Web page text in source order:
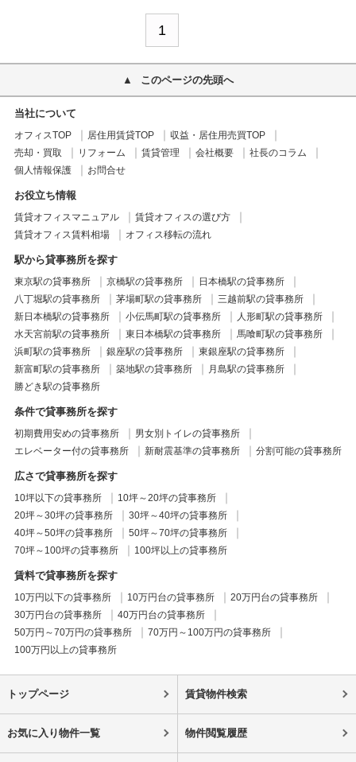
1
このページの先頭へ
当社について
オフィスTOP 居住用賃貸TOP
収益・居住用売買TOP
売却・買取
リフォーム 賃貸管理 会社概要
社長のコラム
個人情報保護
お問合せ
お役立ち情報
賃貸オフィスマニュアル
賃貸オフィスの選び方
賃貸オフィス賃料相場
オフィス移転の流れ
駅から貸事務所を探す
東京駅の貸事務所 京橋駅の貸事務所
日本橋駅の貸事務所
八丁堀駅の貸事務所
茅場町駅の貸事務所
三越前駅の貸事務所
新日本橋駅の貸事務所
小伝馬町駅の貸事務所
人形町駅の貸事務所
水天宮前駅の貸事務所
東日本橋駅の貸事務所
馬喰町駅の貸事務所
浜町駅の貸事務所
銀座駅の貸事務所
東銀座駅の貸事務所
新富町駅の貸事務所
築地駅の貸事務所
月島駅の貸事務所
勝どき駅の貸事務所
条件で貸事務所を探す
初期費用安めの貸事務所
男女別トイレの貸事務所
エレベーター付の貸事務所
新耐震基準の貸事務所 分割可能の貸事務所
広さで貸事務所を探す
10坪以下の貸事務所
10坪～20坪の貸事務所
20坪～30坪の貸事務所
30坪～40坪の貸事務所
40坪～50坪の貸事務所
50坪～70坪の貸事務所
70坪～100坪の貸事務所
100坪以上の貸事務所
賃料で貸事務所を探す
10万円以下の貸事務所 10万円台の貸事務所
20万円台の貸事務所
30万円台の貸事務所
40万円台の貸事務所
50万円～70万円の貸事務所
70万円～100万円の貸事務所
100万円以上の貸事務所
トップページ 賃貸物件検索
お気に入り物件一覧 物件閲覧履歴